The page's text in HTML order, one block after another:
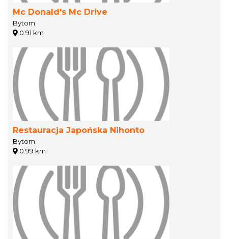
Mc Donald's Mc Drive
Bytom
0.91 km
Restauracja Japońska Nihonto
Bytom
0.99 km